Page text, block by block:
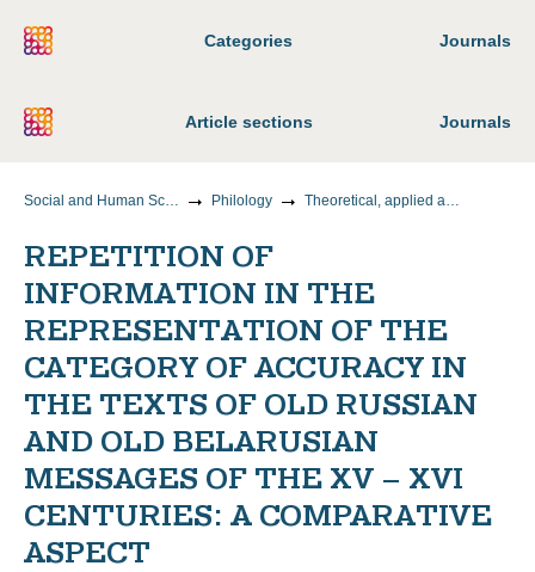
Categories Journals
Article sections Journals
Social and Human Sciences Philology Theoretical, applied and comparative linguistics
REPETITION OF
INFORMATION IN THE
REPRESENTATION OF THE
CATEGORY OF ACCURACY IN
THE TEXTS OF OLD RUSSIAN
AND OLD BELARUSIAN
MESSAGES OF THE XV – XVI
CENTURIES: A COMPARATIVE
ASPECT